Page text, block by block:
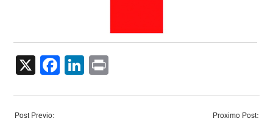
X Facebook
LinkedIn
Post Previo: Proximo Post: